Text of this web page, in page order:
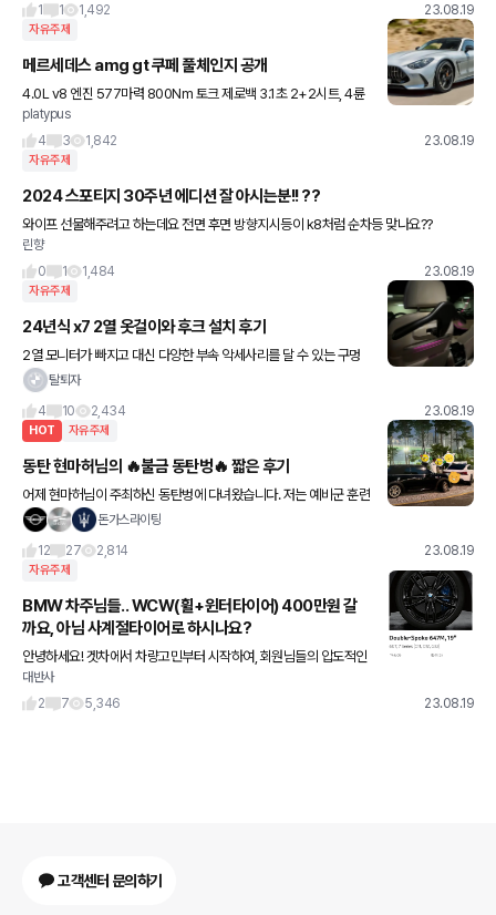
1
1 1,492 23.08.19
자유주제
메르세데스 amg gt 쿠페 풀체인지 공개
4.0L v8 엔진 577마력 800Nm 토크 제로백 3.1초 2+2시트, 4륜
구동 현재는 v8의 63과 55 모델만 예정된 상태이며, 43 출시여부
는 정해지지 않았습니다
platypus
4
3 1,842 23.08.19
자유주제
2024 스포티지 30주년 에디션 잘 아시는분!! ??
와이프 선물해주려고 하는데요 전면 후면 방향지시등이 k8처럼 순차등 맞나요??
린향
0
1 1,484 23.08.19
자유주제
24년식 x7 2열 옷걸이와 후크 설치 후기
2열 모니터가 빠지고 대신 다양한 부속 악세사리를 달 수 있는 구멍
(?)이 생겼습니다. 예전엔 헤드레스트 밑 부분에 고정장치를 달고 그
탈퇴자
4
10 2,434 23.08.19
HOT 자유주제
동탄 현마허님의 🔥불금 동탄벙🔥 짧은 후기
어제 현마허님이 주최하신 동탄벙에 다녀왔습니다. 저는 예비군 훈련
이 늦게 끝나서 접선하기로 한 약속 시간보다 더 늦게 도착했네요 ㅠ
돈가스라이팅
12
27 2,814 23.08.19
자유주제
BMW 차주님들.. WCW(휠+윈터타이어) 400만원 갈
까요, 아님 사계절타이어로 하시나요?
안녕하세요! 겟차에서 차량고민부터 시작하여, 회원님들의 압도적인
추천으로 지난 달 BMW 6GT 630i를 뽑았습니다. 지금 장착된 타
이어는 피렐리 피제로인데요, 여름타이어입니다. 13년 된 스
대반사
2
7 5,346 23.08.19
고객센터 문의하기